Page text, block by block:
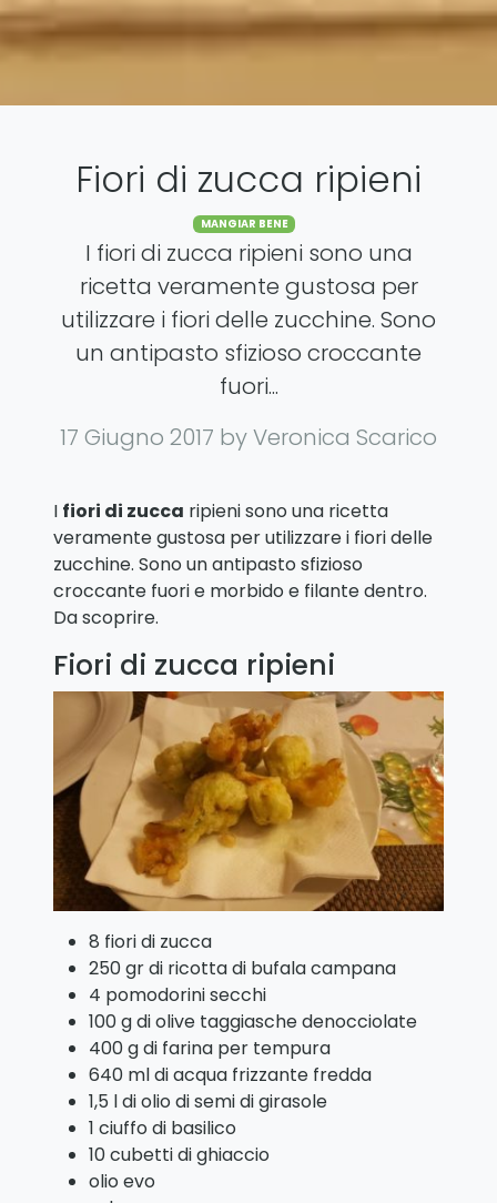
Fiori di zucca ripieni
Categories
MANGIAR BENE
I fiori di zucca ripieni sono una
ricetta veramente gustosa per
utilizzare i fiori delle zucchine. Sono
un antipasto sfizioso croccante
fuori...
17 Giugno 2017 by Veronica Scarico
I fiori di zucca ripieni sono una ricetta
veramente gustosa per utilizzare i fiori delle
zucchine. Sono un antipasto sfizioso
croccante fuori e morbido e filante dentro.
Da scoprire.
Fiori di zucca ripieni
8 fiori di zucca
250 gr di ricotta di bufala campana
4 pomodorini secchi
100 g di olive taggiasche denocciolate
400 g di farina per tempura
640 ml di acqua frizzante fredda
1,5 l di olio di semi di girasole
1 ciuffo di basilico
10 cubetti di ghiaccio
olio evo